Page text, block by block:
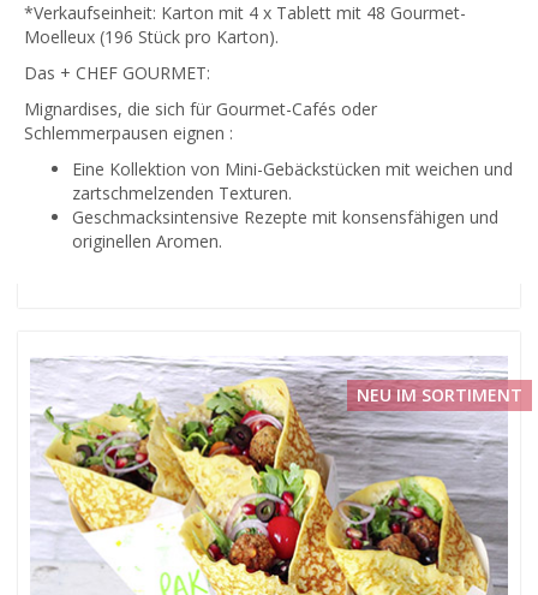
*Verkaufseinheit: Karton mit 4 x Tablett mit 48 Gourmet-
Moelleux (196 Stück pro Karton).
Das + CHEF GOURMET:
Mignardises, die sich für Gourmet-Cafés oder
Schlemmerpausen eignen :
Eine Kollektion von Mini-Gebäckstücken mit weichen und
zartschmelzenden Texturen.
Geschmacksintensive Rezepte mit konsensfähigen und
originellen Aromen.
NEU IM SORTIMENT